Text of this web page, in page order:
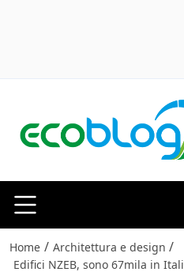
Home / Architettura e design /
Edifici NZEB, sono 67mila in